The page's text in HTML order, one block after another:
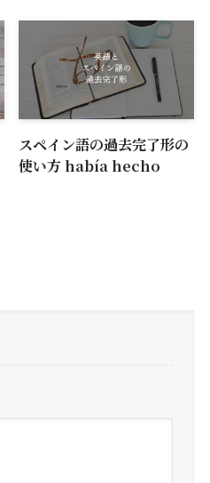
スペイン語の過去完了形の
使い方 había hecho